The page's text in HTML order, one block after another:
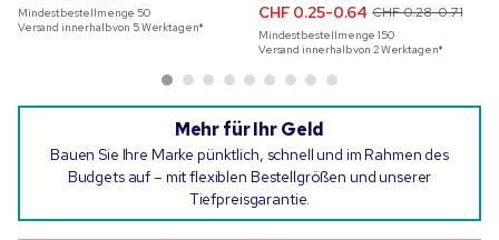
Mindestbestellmenge 50
Versand innerhalb von 5 Werktagen*
CHF 0.25-0.64 CHF 0.28-0.71
Mindestbestellmenge150
Versand innerhalb von 2 Werktagen*
Mehr für Ihr Geld
Bauen Sie Ihre Marke pünktlich, schnell und im Rahmen des
Budgets auf – mit flexiblen Bestellgrößen und unserer
Tiefpreisgarantie.